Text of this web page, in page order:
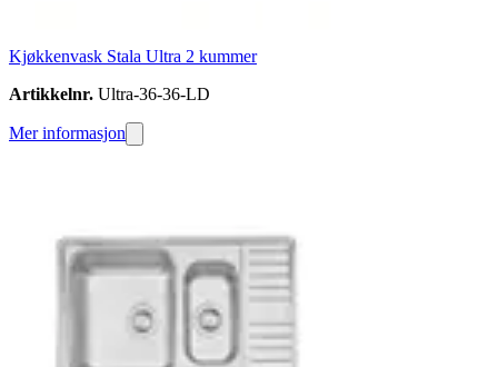
Kjøkkenvask Stala Ultra 2 kummer
Artikkelnr. Ultra-36-36-LD
Mer informasjon